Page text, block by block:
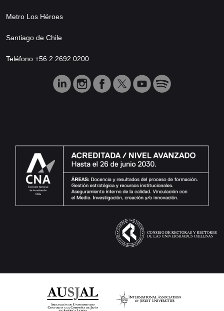
Metro Los Héroes
Santiago de Chile
Teléfono +56 2 2692 0200